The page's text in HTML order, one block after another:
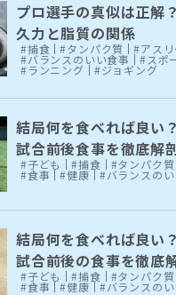
プロ選手の真似は正解
久力と脂質の関係
#捕食 #タンパク質 #アスリ
#バランスのいい食事 #スポ
#ランニング #ジョギング
結局何を食べれば良い
試合前後食事を徹底解
#子ども #捕食 #タンパク質
#食事 #健康 #バランスの
結局何を食べれば良い
試合前後の食事を徹底
#子ども #捕食 #タンパク質
#食事 #健康 #バランスの